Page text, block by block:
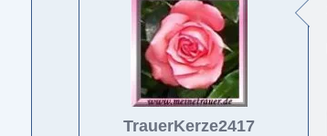
TrauerKerze2417